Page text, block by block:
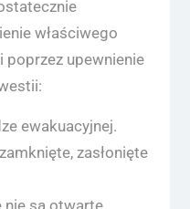
właściwego
poprzez upewnienie
ewakuacyjnej.
zasłonięte
nie są otwarte